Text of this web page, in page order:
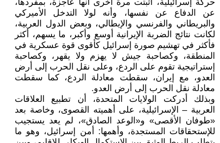
حركة إسرائيلية، أثبتت مرة أخرى أنها عاجزة، بمفردها،
عن الدفاع عن نفسها، وأنه لولا التدخل الأميركي
والبريطاني والفرنسي والإيطالي، وبعض الدول العربية،
لكانت نتائج الضربة الإيرانية أوسع وأكبر، ما يسهم، أكثر
فأكثر في تهشيم صورة إسرائيل كأقوى قوة عسكرية في
المنطقة، وكصاحبة جيش لا يهزم ولا يقهر، وكصاحبة
إستراتيجية تقوم على الردع، وعلى نقل الحرب إلى أرض
العدو، مع إيران، سقطت معادلة الردع، كما سقطت
معادلة نقل الحرب إلى أرض العدو.
وبذلك أدركت الولايات المتحدة، أن تطبيع العلاقات
العربية – الإسرائيلية، على أهميته القصوى، وخاصة بعد
«طوفان الأقصى» و«الوعد الصادق»، لم يعد يستجيب
للإستحقاقات المستجدة، وأهمها: أمن إسرائيل، وهو ما